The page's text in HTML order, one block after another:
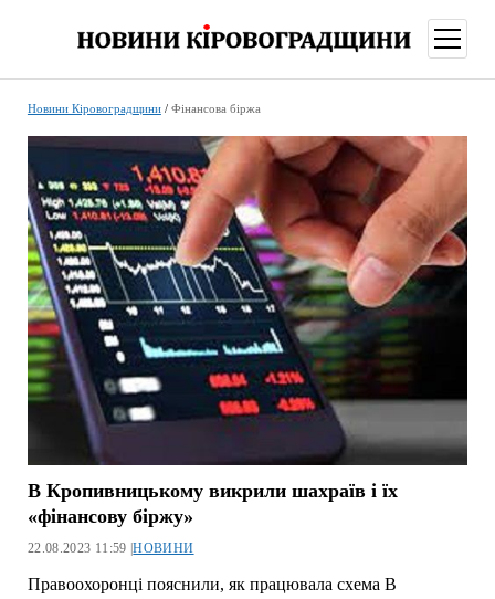
меню
Новини Кіровоградщини/ Фінансова біржа
В Кропивницькому викрили шахраїв і їх
«фінансову біржу»
22.08.2023 11:59 |НОВИНИ
Правоохоронці пояснили, як працювала схема В